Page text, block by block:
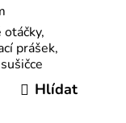
otáčky,
prášek,
Hlídat